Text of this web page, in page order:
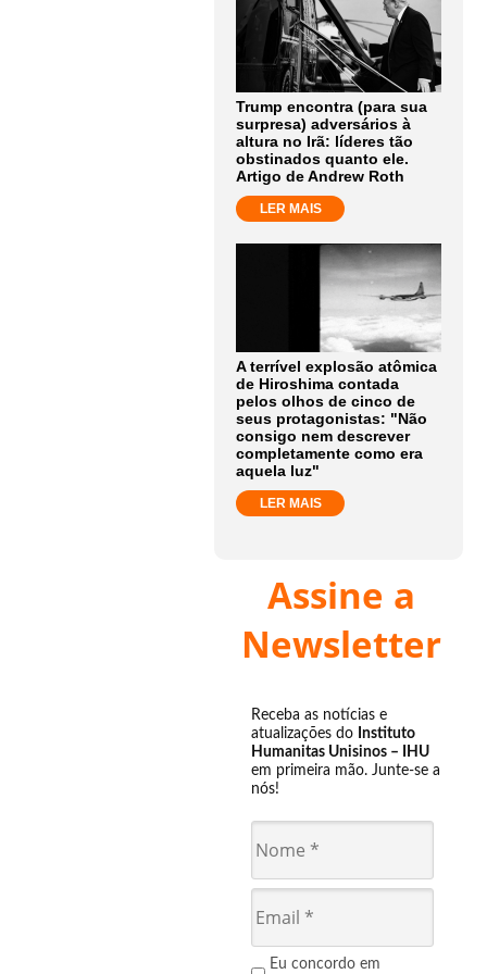
Trump encontra (para sua
surpresa) adversários à
altura no Irã: líderes tão
obstinados quanto ele.
Artigo de Andrew Roth
LER MAIS
A terrível explosão atômica
de Hiroshima contada
pelos olhos de cinco de
seus protagonistas: "Não
consigo nem descrever
completamente como era
aquela luz"
LER MAIS
Assine a
Newsletter
Receba as notícias e
atualizações do Instituto
Humanitas Unisinos – IHU
em primeira mão. Junte-se a
nós!
Eu concordo em